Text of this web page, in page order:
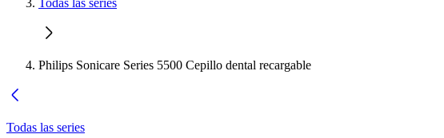
Todas las series
Philips Sonicare Series 5500 Cepillo dental recargable
Todas las series